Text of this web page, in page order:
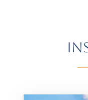
További
A programok